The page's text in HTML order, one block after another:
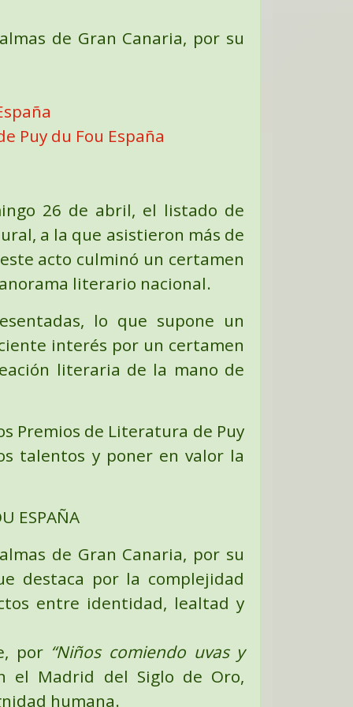
de Gran Canaria, por su
Puy du Fou España
26 de abril, el listado de
a la que asistieron más de
acto culminó un certamen
literario nacional.
, lo que supone un
interés por un certamen
literaria de la mano de
Premios de Literatura de Puy
talentos y poner en valor la
ESPAÑA
de Gran Canaria, por su
destaca por la complejidad
entre identidad, lealtad y
por “Niños comiendo uvas y
el Madrid del Siglo de Oro,
humana.